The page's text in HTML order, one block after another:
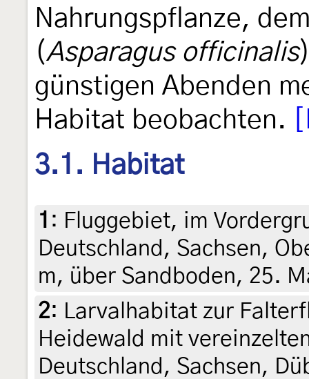
Nahrungspflanze,
(Asparagus officinalis
günstigen Abenden
Habitat beobachten.
3.1. Habitat
1 : Fluggebiet, im
Deutschland, Sachsen,
m, über Sandboden, 25.
2: Larvalhabitat zur
Heidewald mit
Deutschland, Sachsen,